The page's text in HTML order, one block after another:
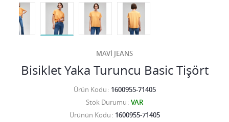
MAVİ JEANS
Bisiklet Yaka Turuncu Basic Tişört
Ürün Kodu 1600955-71405
Stok Durumu VAR
Ürünün Kodu 1600955-71405